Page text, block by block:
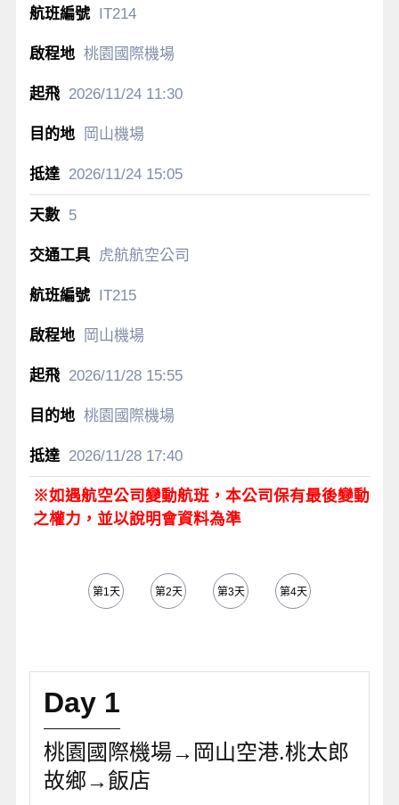
IT214
桃園國際機場
2026/11/2411:30
岡山機場
2026/11/2415:05
5
虎航航空公司
IT215
岡山機場
2026/11/2815:55
桃園國際機場
2026/11/2817:40
※如遇航空公司變動航班，本公司保有最後變動
之權力，並以說明會資料為準
第1天 第2天 第3天 第4天
Day 1
桃園國際機場→岡山空港.桃太郎
故鄉→飯店